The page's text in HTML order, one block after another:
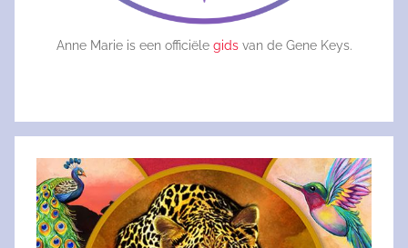
Anne Marie is een officiële gidsvan de Gene Keys.